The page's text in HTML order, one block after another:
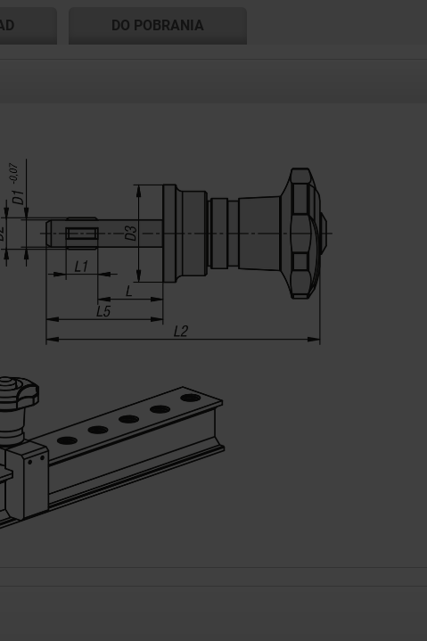
osiowe do zwiększania siły mocowania 1.4542.
DO POBRANIA